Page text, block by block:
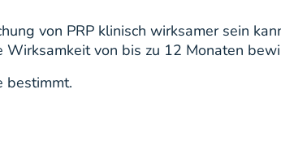
von PRP klinisch wirksamer sein
von bis zu 12 Monaten
bestimmt.